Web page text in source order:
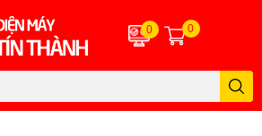
0 0